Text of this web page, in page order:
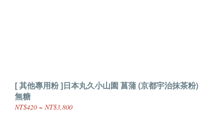
[ 其他專用粉 ]日本丸久小山園 菖蒲 (京都宇治抹茶粉)
無糖
NT$420 ~ NT$3,800